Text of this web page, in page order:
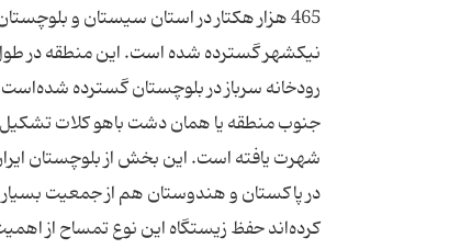
465 هزار هکتار در استان سیستان و
نیکشهر گسترده شده است. این منطقه در طول
رودخانه سرباز در بلوچستان گسترده
جنوب منطقه یا همان دشت باهو کلات تشکیل
شهرت یافته است. این بخش از بلوچستان
در پاکستان و هندوستان هم از جمعیت بسیار
کرده‌اند حفظ زیستگاه این نوع تمساح از